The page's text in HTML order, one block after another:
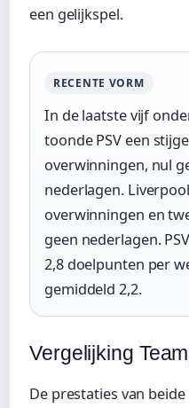
een gelijkspel.
RECENTE VORM
In de laatste vijf
toonde PSV een
overwinningen, nul
nederlagen.
overwinningen en
geen nederlagen.
2,8 doelpunten per
gemiddeld 2,2.
Vergelijking
De prestaties van